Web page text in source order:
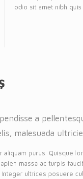
odio sit amet nibh quis
a
malesuada
aliquam purus. Quisque
massa ac turpis
ultrices posuere